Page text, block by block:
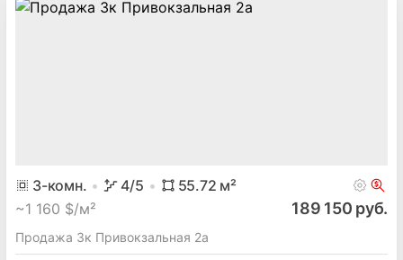
3-комн. 4/5 55.72 м²
~1 160 $/м² 189 150 руб.
Продажа 3к Привокзальная 2а